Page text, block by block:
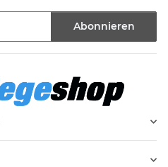
Abonnieren